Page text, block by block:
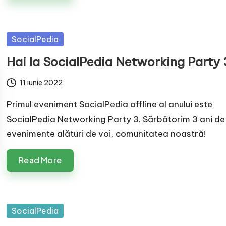
Posted
SocialPedia
Hai la SocialPedia Networking Party
11 iunie 2022
Primul eveniment SocialPedia offline al anului este
SocialPedia Networking Party 3. Sărbătorim 3 ani de
evenimente alături de voi, comunitatea noastră!
Read More
Posted
SocialPedia